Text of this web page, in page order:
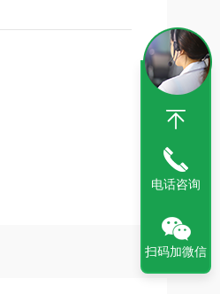
电话咨询
扫码加微信